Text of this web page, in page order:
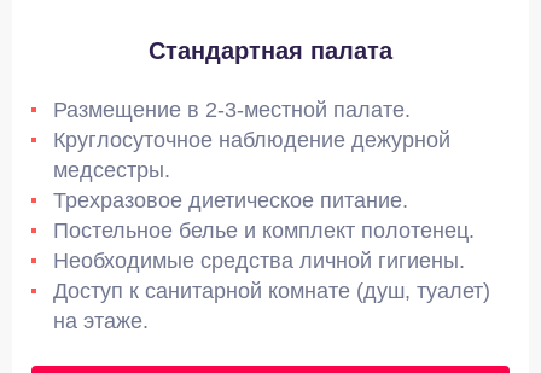
Стандартная палата
Размещение в 2-3-местной палате.
Круглосуточное наблюдение дежурной
медсестры.
Трехразовое диетическое питание.
Постельное белье и комплект полотенец.
Необходимые средства личной гигиены.
Доступ к санитарной комнате (душ, туалет)
на этаже.